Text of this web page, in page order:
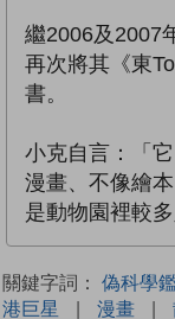
繼2006及2007
再次將其《東
書。
小克自言：「
漫畫、不像繪
是動物園裡較
關鍵字詞： 偽科學
港巨星
| 漫畫 |